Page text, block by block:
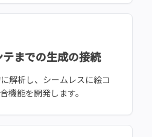
までの生成の接続
解析し、シームレスに絵コ
機能を開発します。